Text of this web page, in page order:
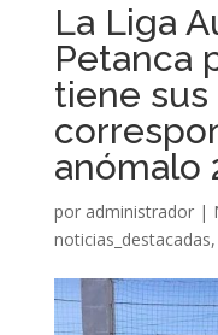
La Liga
Petanca
tiene
anómalo
por administrador|
noticias_destacadas,